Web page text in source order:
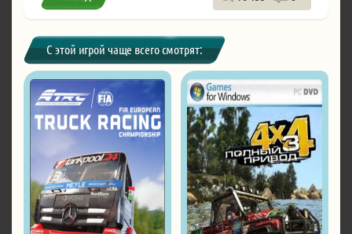
С этой игрой чаще всего смотрят: